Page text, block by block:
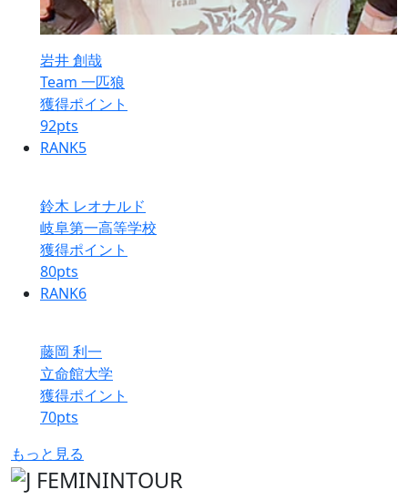
岩井 創哉
Team 一匹狼
獲得ポイント
92pts
RANK5
鈴木 レオナルド
岐阜第一高等学校
獲得ポイント
80pts
RANK6
藤岡 利一
立命館大学
獲得ポイント
70pts
もっと見る